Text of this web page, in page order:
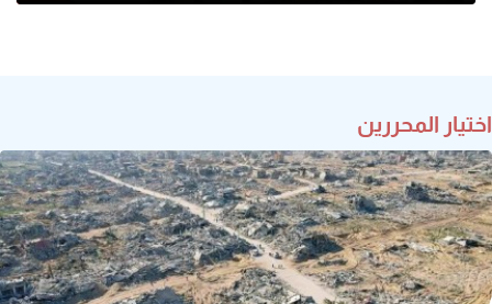
اختيار المحررين